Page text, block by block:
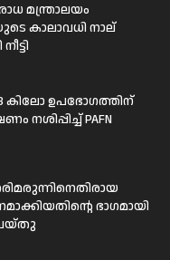
മന്ത്രാലയം
കാലാവധി നാല്
കിലോ ഉപഭോഗത്തിന്
നശിപ്പിച്ച് PAFN
ഭാഗമായി